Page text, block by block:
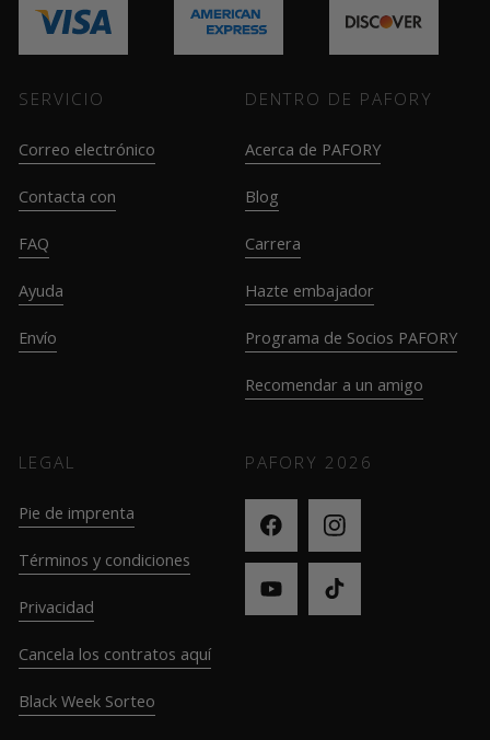
SERVICIO
Correo electrónico
Contacta con
FAQ
Ayuda
Envío
DENTRO DE PAFORY
Acerca de PAFORY
Blog
Carrera
Hazte embajador
Programa de Socios PAFORY
Recomendar a un amigo
LEGAL
Pie de imprenta
Términos y condiciones
Privacidad
Cancela los contratos aquí
Black Week Sorteo
PAFORY 2026